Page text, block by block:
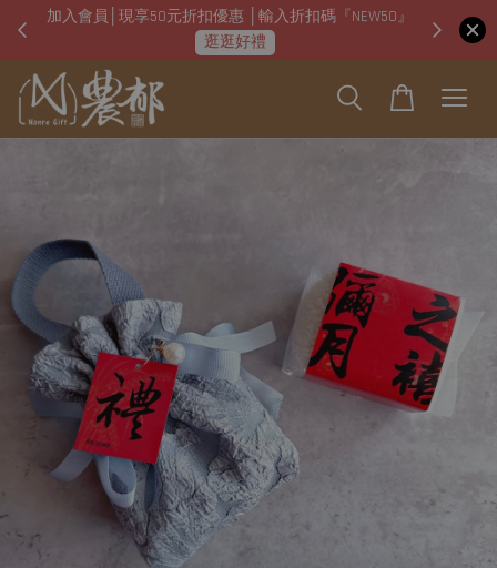
加入會員│現享50元折扣優惠 │輸入折扣碼『NEW50』
逛逛好禮
即日